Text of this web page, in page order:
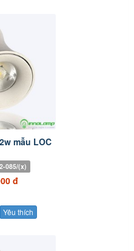
mẫu LOC
085/(x)
đ
Yêu thích